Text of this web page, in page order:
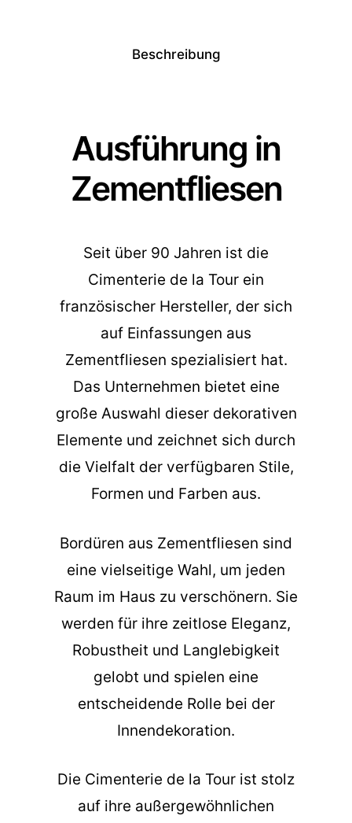
Beschreibung
Ausführung in
Zementfliesen
Seit über 90 Jahren ist die
Cimenterie de la Tour ein
französischer Hersteller, der sich
auf Einfassungen aus
Zementfliesen spezialisiert hat.
Das Unternehmen bietet eine
große Auswahl dieser dekorativen
Elemente und zeichnet sich durch
die Vielfalt der verfügbaren Stile,
Formen und Farben aus.
Bordüren aus Zementfliesen sind
eine vielseitige Wahl, um jeden
Raum im Haus zu verschönern. Sie
werden für ihre zeitlose Eleganz,
Robustheit und Langlebigkeit
gelobt und spielen eine
entscheidende Rolle bei der
Innendekoration.
Die Cimenterie de la Tour ist stolz
auf ihre außergewöhnlichen